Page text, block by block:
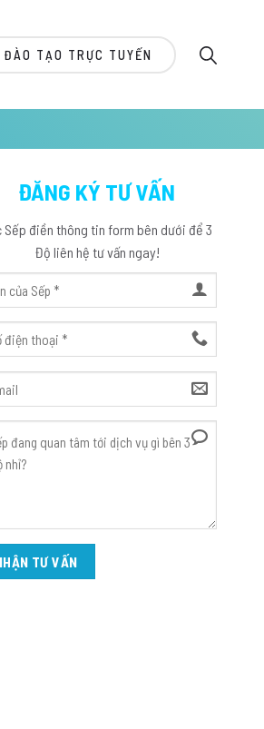
ĐÀO TẠO TRỰC TUYẾN
ĐĂNG KÝ TƯ VẤN
Sếp điền thông tin form bên dưới để 3
Độ liên hệ tư vấn ngay!